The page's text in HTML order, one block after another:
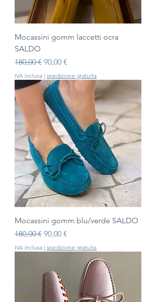
Mocassini gomm laccetti ocra
SALDO
Prezzo regolare
180,00 € Prezzo scontato
90,00 €
IVA inclusa | spedizione gratuita
Mocassini gomm blu/verde SALDO
Prezzo regolare
180,00 € Prezzo scontato
90,00 €
IVA inclusa | spedizione gratuita